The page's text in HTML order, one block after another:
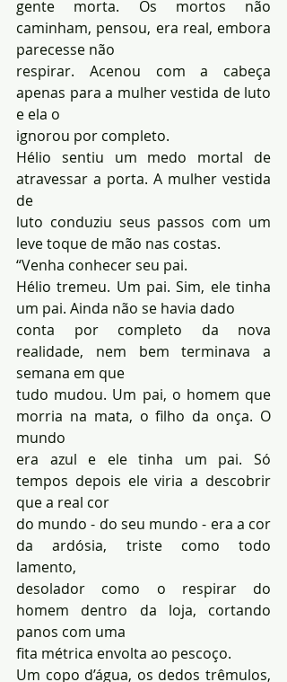
gente morta. Os mortos não
caminham, pensou, era real, embora
parecesse não
respirar. Acenou com a cabeça
apenas para a mulher vestida de luto
e ela o
ignorou por completo.
Hélio sentiu um medo mortal de
atravessar a porta. A mulher vestida
de
luto conduziu seus passos com um
leve toque de mão nas costas.
“Venha conhecer seu pai.
Hélio tremeu. Um pai. Sim, ele tinha
um pai. Ainda não se havia dado
conta por completo da nova
realidade, nem bem terminava a
semana em que
tudo mudou. Um pai, o homem que
morria na mata, o filho da onça. O
mundo
era azul e ele tinha um pai. Só
tempos depois ele viria a descobrir
que a real cor
do mundo - do seu mundo - era a cor
da ardósia, triste como todo
lamento,
desolador como o respirar do
homem dentro da loja, cortando
panos com uma
fita métrica envolta ao pescoço.
Um copo d’água, os dedos trêmulos,